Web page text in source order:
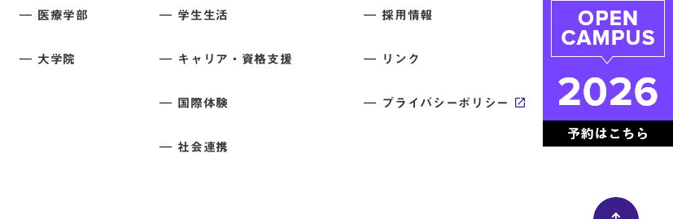
医療学部
大学院
学生生活
キャリア・資格支援
国際体験
社会連携
採用情報
リンク
プライバシーポリシー